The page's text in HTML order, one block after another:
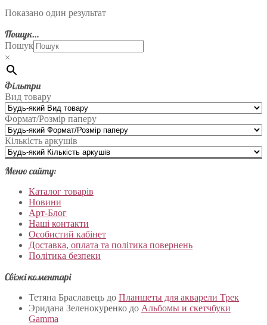
Показано один результат
Пошук…
Пошук
×
Фільтри
Вид товару
Формат/Розмір паперу
Кількість аркушів
Меню сайту:
Каталог товарів
Новини
Арт-Блог
Наші контакти
Особистий кабінет
Доставка, оплата та політика повернень
Політика безпеки
Свіжі коментарі
Тетяна Браславець до Планшеты для акварели Трек
Эридана Зеленокуренко до Альбомы и скетчбуки
Gamma